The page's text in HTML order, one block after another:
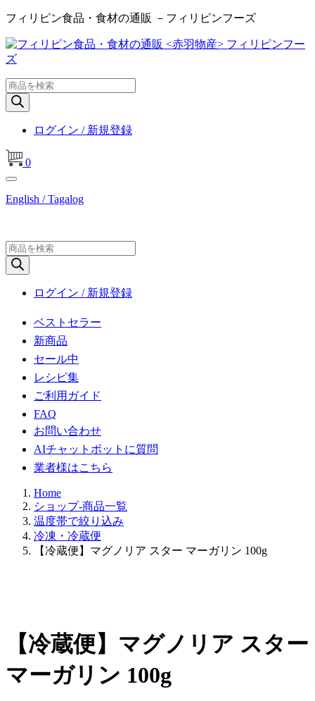
フィリピン食品・食材の通販 －フィリピンフーズ
商
品
検
ログイン / 新規登録
0
English / Tagalog
商
品
検
ログイン / 新規登録
ベストセラー
新商品
セール中
レシピ集
ご利用ガイド
FAQ
お問い合わせ
AIチャットボットに質問
業者様はこちら
Home
ショップ-商品一覧
温度帯で絞り込み
冷凍・冷蔵便
【冷蔵便】マグノリア スター マーガリン 100g
【冷蔵便】マグノリア スター
マーガリン 100g